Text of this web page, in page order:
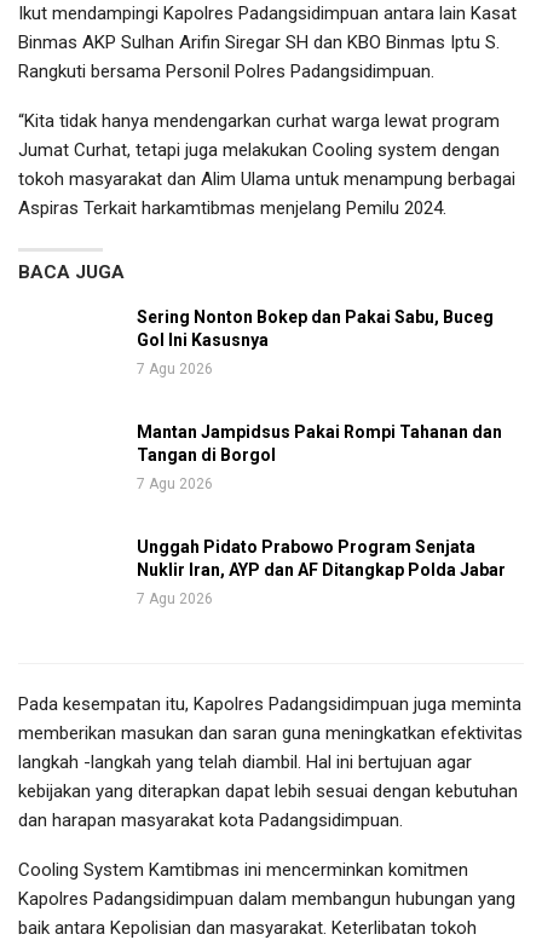
Ikut mendampingi Kapolres Padangsidimpuan antara lain Kasat
Binmas AKP Sulhan Arifin Siregar SH dan KBO Binmas Iptu S.
Rangkuti bersama Personil Polres Padangsidimpuan.
“Kita tidak hanya mendengarkan curhat warga lewat program
Jumat Curhat, tetapi juga melakukan Cooling system dengan
tokoh masyarakat dan Alim Ulama untuk menampung berbagai
Aspiras Terkait harkamtibmas menjelang Pemilu 2024.
BACA JUGA
Sering Nonton Bokep dan Pakai Sabu, Buceg
Gol Ini Kasusnya
7 Agu 2026
Mantan Jampidsus Pakai Rompi Tahanan dan
Tangan di Borgol
7 Agu 2026
Unggah Pidato Prabowo Program Senjata
Nuklir Iran, AYP dan AF Ditangkap Polda Jabar
7 Agu 2026
Pada kesempatan itu, Kapolres Padangsidimpuan juga meminta
memberikan masukan dan saran guna meningkatkan efektivitas
langkah -langkah yang telah diambil. Hal ini bertujuan agar
kebijakan yang diterapkan dapat lebih sesuai dengan kebutuhan
dan harapan masyarakat kota Padangsidimpuan.
Cooling System Kamtibmas ini mencerminkan komitmen
Kapolres Padangsidimpuan dalam membangun hubungan yang
baik antara Kepolisian dan masyarakat. Keterlibatan tokoh